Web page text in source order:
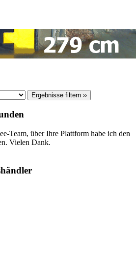
Ergebnisse filtern ››
Team, über Ihre Plattform habe ich den
Vielen Dank.